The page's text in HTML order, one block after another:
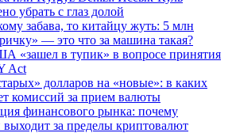
убрать с глаз долой
забава, то китайцу жуть: 5 млн
— это что за машина такая?
«зашел в тупик» в вопросе принятия
Act
долларов на «новые»: в каких
комиссий за прием валюты
финансового рынка: почему
выходит за пределы криптовалют